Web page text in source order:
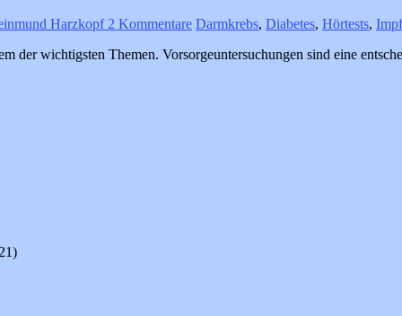
Harzkopf 2 Kommentare Darmkrebs, Diabetes, Hörtests,
der wichtigsten Themen. Vorsorgeuntersuchungen sind eine